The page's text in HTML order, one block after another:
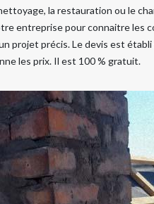
la restauration ou le
entreprise pour connaitre les
projet précis. Le devis est établi
les prix. Il est 100 % gratuit.